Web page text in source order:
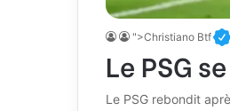
">Christiano Btf
Le PSG
Le PSG rebondit